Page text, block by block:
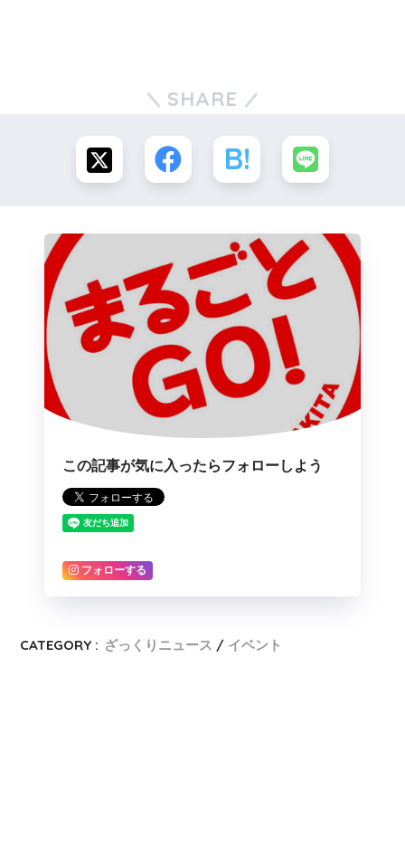
SHARE
この記事が気に入ったらフォローしよう
フォローする
CATEGORY : ざっくりニュース イベント